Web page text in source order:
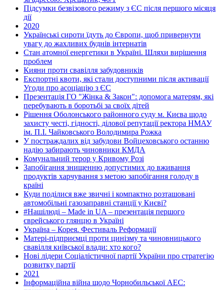
Підсумки безвізового режиму з ЄС після першого місяця
дії
2020
Українські сироти їдуть до Європи, щоб привернути
увагу до жахливих буднів інтернатів
Стан атомної енергетики в Україні. Шляхи вирішення
проблем
Кияни проти свавілля забудовників
Експортні квоти, які стали доступними після активації
Угоди про асоціацію з ЄС
Презентація ГО "Жінка & Закон": допомога матерям, які
перебувають в боротьбі за своїх дітей
Рішення Оболонського районного суду м. Києва щодо
захисту честі, гідності, ділової репутації ректора НМАУ
ім. П.І. Чайковського Володимира Рожка
У постраждалих від забудови Войцеховського останню
надію забирають чиновники КМДА
Комунальний терор у Кривому Розі
Запобігання знищенню допустимих до вживання
продуктів харчування з метою запобігання голоду в
країні
Куди поділися вже звичні і компактно розташовані
автомобільні газозаправні станції у Києві?
#Нашілюді – Made in UA – презентація першого
єврейського глянцю в Україні
Україна – Корея. Фестиваль Реформації
Матері-підприємці проти цинізму та чиновницького
свавілля київської влади: хто кого?
Нові лідери Соціалістичної партії України про стратегію
розвитку партії
2021
Інформаційна війна щодо Чорнобильської АЕС: